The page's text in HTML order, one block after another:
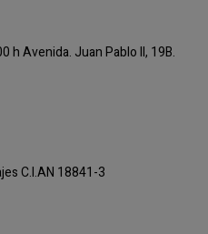
h Avenida. Juan Pablo II, 19B.
C.I.AN 18841-3